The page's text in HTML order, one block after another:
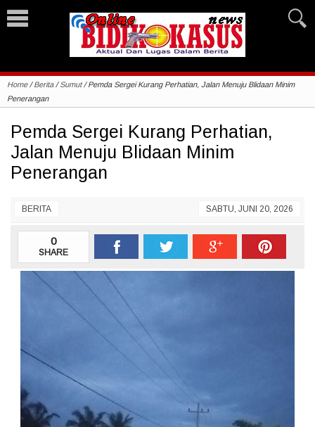
Home/Berita/Sumut/Pemda Sergei Kurang Perhatian, Jalan Menuju Blidaan Minim
Penerangan
Pemda Sergei Kurang Perhatian,
Jalan Menuju Blidaan Minim
Penerangan
BERITA SABTU, JUNI 20, 2026
0
SHARE